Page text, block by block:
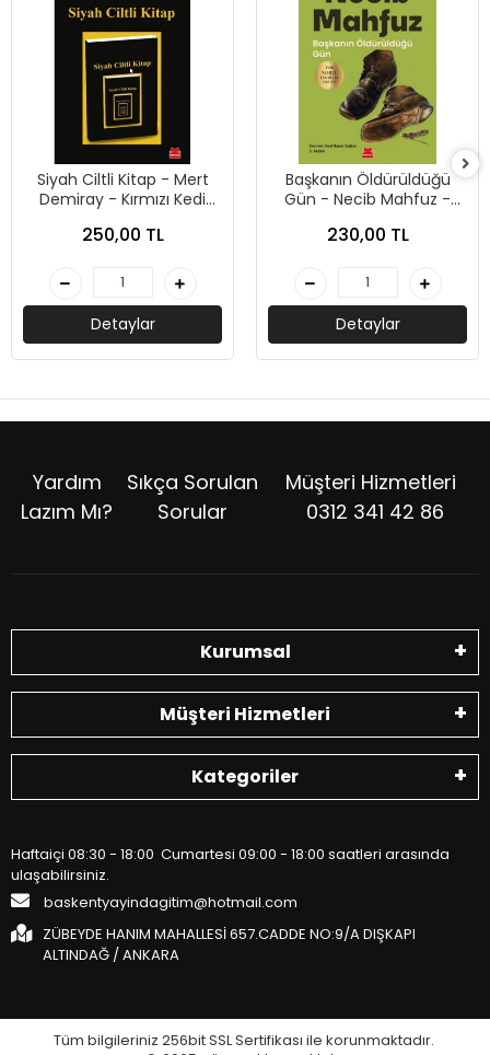
Siyah Ciltli Kitap - Mert
Demiray - Kırmızı Kedi
250,00 TL
Detaylar
Başkanın Öldürüldüğü
Gün - Necib Mahfuz -
230,00 TL
Detaylar
Yardım
Lazım Mı?
Sıkça Sorulan
Sorular
Müşteri Hizmetleri
0312 341 42 86
Kurumsal
Müşteri Hizmetleri
Kategoriler
Haftaiçi 08:30 - 18:00 Cumartesi 09:00 - 18:00 saatleri arasında
ulaşabilirsiniz.
baskentyayindagitim@hotmail.com
ZÜBEYDE HANIM MAHALLESİ 657.CADDE NO:9/A DIŞKAPI
ALTINDAĞ / ANKARA
Tüm bilgileriniz 256bit SSL Sertifikası ile korunmaktadır.